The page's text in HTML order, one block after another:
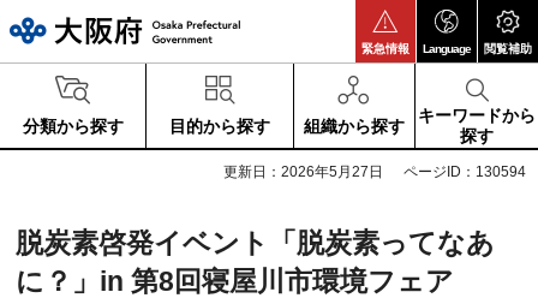
緊急情報 Language 閲覧補助
分類から探す 目的から探す 組織から探す
キーワードから
探す
更新日：2026年5月27日 ページID：130594
脱炭素啓発イベント「脱炭素ってなあ
に？」in 第8回寝屋川市環境フェア